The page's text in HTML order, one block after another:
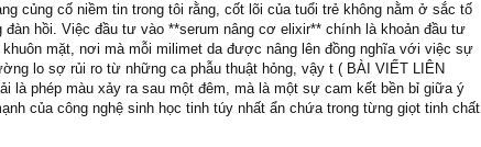
củng cố niềm tin trong tôi rằng, cốt lõi của tuổi trẻ không nằm ở sắc tố
đàn hồi. Việc đầu tư vào **serum nâng cơ elixir** chính là khoản đầu tư
mặt, nơi mà mỗi milimet da được nâng lên đồng nghĩa với việc sự
lo sợ rủi ro từ những ca phẫu thuật hỏng, vậy t ( BÀI VIẾT LIÊN
là phép màu xảy ra sau một đêm, mà là một sự cam kết bền bỉ giữa ý
của công nghệ sinh học tinh túy nhất ẩn chứa trong từng giọt tinh chất